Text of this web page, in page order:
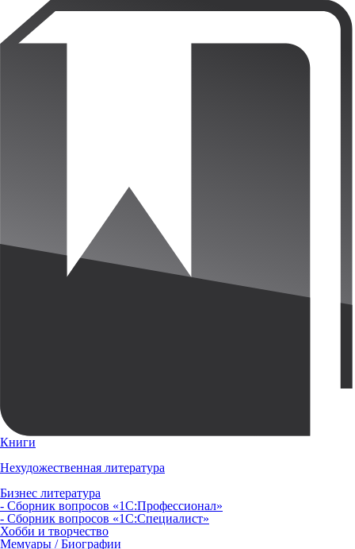
Книги
Нехудожественная литература
Бизнес литература
- Сборник вопросов «1С:Профессионал»
- Сборник вопросов «1С:Специалист»
Хобби и творчество
Мемуары / Биографии